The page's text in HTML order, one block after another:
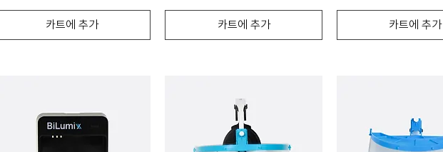
카트에 추가 카트에 추가 카트에 추가